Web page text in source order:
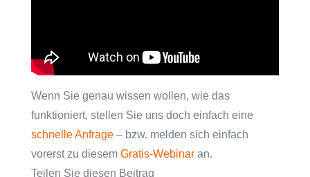
Wenn Sie genau wissen wollen, wie das
funktioniert, stellen Sie uns doch einfach eine
schnelle Anfrage– bzw. melden sich einfach
vorerst zu diesem Gratis-Webinaran.
Teilen Sie diesen Beitrag